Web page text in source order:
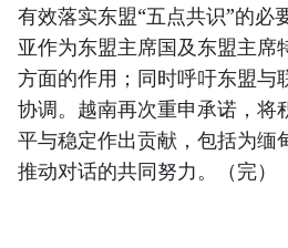
有效落实东盟“五点共识”的必
亚作为东盟主席国及东盟主席
方面的作用；同时呼吁东盟与
协调。越南再次重申承诺，将
平与稳定作出贡献，包括为缅
推动对话的共同努力。（完）